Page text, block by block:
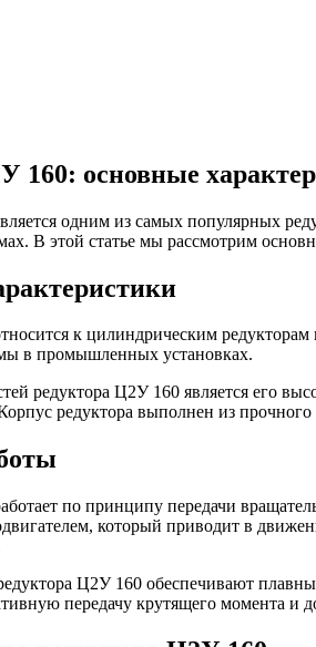
160: основные
одним из самых популярных
В этой статье мы рассмотрим
к цилиндрическим
в промышленных установках.
редуктора Ц2У 160 является его
редуктора выполнен из
по принципу передачи
который приводит в
Ц2У 160 обеспечивают
передачу крутящего момента и